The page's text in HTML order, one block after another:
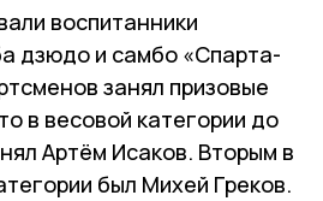
воспитанники
дзюдо и самбо «Спарта-
занял призовые
в весовой категории до
Артём Исаков. Вторым в
был Михей Греков.